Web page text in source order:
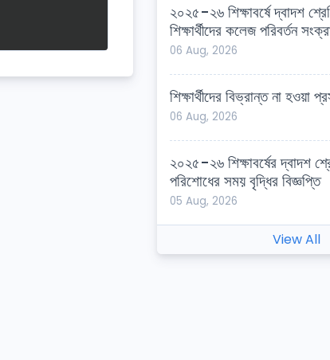
২০২৫-২৬ শিক্ষাবর্ষে দ্বাদশ
শিক্ষার্থীদের কলেজ পরিবর্তন
06 Aug, 2026
শিক্ষার্থীদের বিভ্রান্ত না হওয়া
06 Aug, 2026
২০২৫-২৬ শিক্ষাবর্ষের দ্বাদশ
পরিশোধের সময় বৃদ্ধির বিজ্ঞপ্তি
05 Aug, 2026
View All